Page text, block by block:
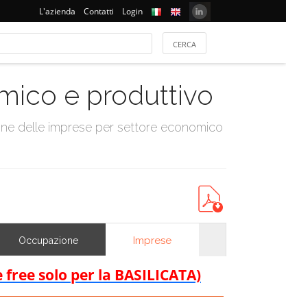
L'azienda Contatti Login
e produttivo
delle imprese per settore economico
Occupazione Imprese
solo per la BASILICATA)